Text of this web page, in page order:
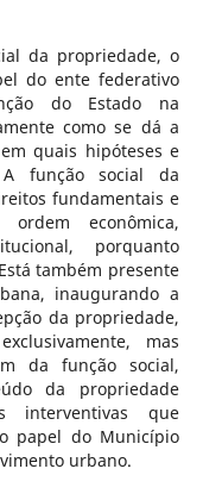
da propriedade, o
do ente federativo
do Estado na
como se dá a
quais hipóteses e
função social da
fundamentais e
econômica,
porquanto
também presente
inaugurando a
da propriedade,
mas
da função social,
da propriedade
interventivas que
papel do Município
urbano.